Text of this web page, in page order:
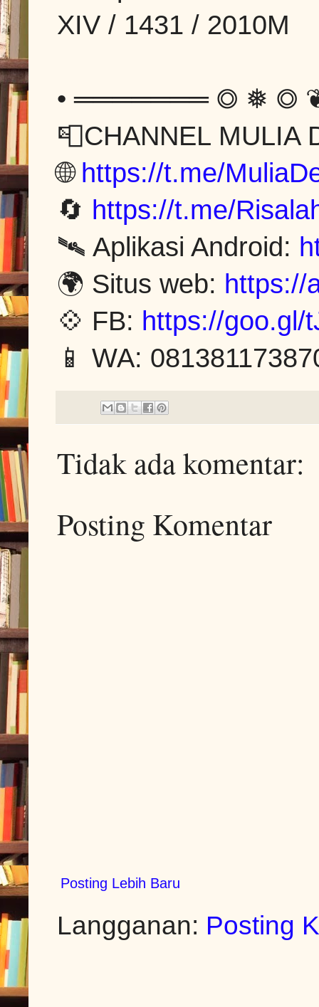
XIV / 1431 / 2010M
◎ ❅ ◎ ═══════ •
📮CHANNEL MULIA
🌐 https://t.me/
🔄 https://t.me/
🛰 Aplikasi Android:
🌍 Situs web: https://
💠️ FB: https://goo.gl/
📱 WA:
Tidak ada komentar:
Posting Komentar
Posting Lebih Baru
Langganan: Posting